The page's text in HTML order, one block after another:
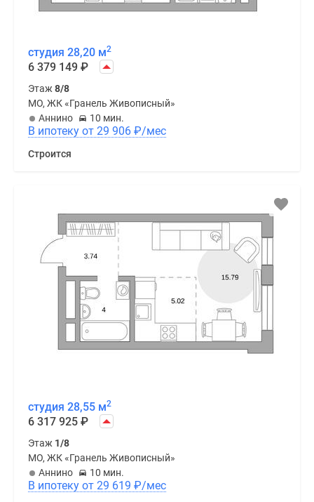
студия 28,20 м2
6 379 149 ₽
Этаж8/8
МО, ЖК «Гранель Живописный»
Аннино
10 мин.
В ипотеку от 29 906 ₽/мес
Строится
студия 28,55 м2
6 317 925 ₽
Этаж 1/8
МО, ЖК «Гранель Живописный»
Аннино
10 мин.
В ипотеку от 29 619 ₽/мес